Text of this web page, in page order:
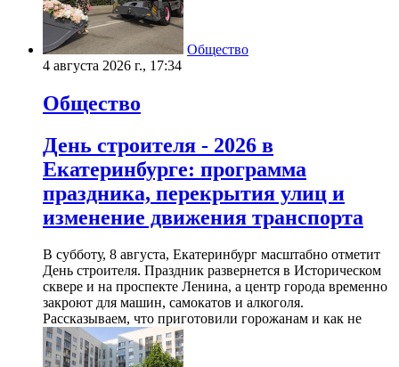
Общество
4 августа 2026 г., 17:34
Общество
День строителя - 2026 в
Екатеринбурге: программа
праздника, перекрытия улиц и
изменение движения транспорта
В субботу, 8 августа, Екатеринбург масштабно отметит
День строителя. Праздник развернется в Историческом
сквере и на проспекте Ленина, а центр города временно
закроют для машин, самокатов и алкоголя.
Рассказываем, что приготовили горожанам и как не